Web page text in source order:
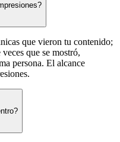
que vieron tu contenido;
que se mostró,
persona. El alcance